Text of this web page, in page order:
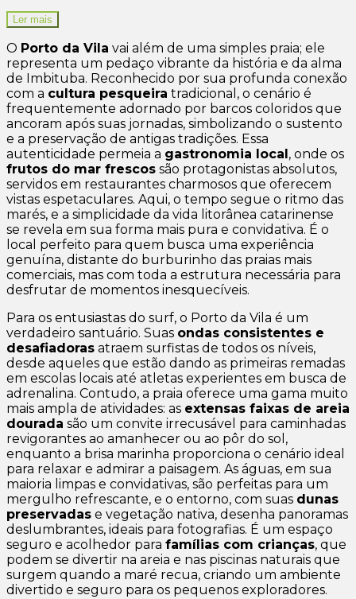
Ler mais
O Porto da Vila vai além de uma simples praia; ele
representa um pedaço vibrante da história e da alma
de Imbituba. Reconhecido por sua profunda conexão
com a cultura pesqueira tradicional, o cenário é
frequentemente adornado por barcos coloridos que
ancoram após suas jornadas, simbolizando o sustento
e a preservação de antigas tradições. Essa
autenticidade permeia a gastronomia local , onde os
frutos do mar frescos são protagonistas absolutos,
servidos em restaurantes charmosos que oferecem
vistas espetaculares. Aqui, o tempo segue o ritmo das
marés, e a simplicidade da vida litorânea catarinense
se revela em sua forma mais pura e convidativa. É o
local perfeito para quem busca uma experiência
genuína, distante do burburinho das praias mais
comerciais, mas com toda a estrutura necessária para
desfrutar de momentos inesquecíveis.
Para os entusiastas do surf, o Porto da Vila é um
verdadeiro santuário. Suas ondas consistentes e
desafiadoras atraem surfistas de todos os níveis,
desde aqueles que estão dando as primeiras remadas
em escolas locais até atletas experientes em busca de
adrenalina. Contudo, a praia oferece uma gama muito
mais ampla de atividades: as extensas faixas de areia
dourada são um convite irrecusável para caminhadas
revigorantes ao amanhecer ou ao pôr do sol,
enquanto a brisa marinha proporciona o cenário ideal
para relaxar e admirar a paisagem. As águas, em sua
maioria limpas e convidativas, são perfeitas para um
mergulho refrescante, e o entorno, com suas dunas
preservadas e vegetação nativa, desenha panoramas
deslumbrantes, ideais para fotografias. É um espaço
seguro e acolhedor para famílias com crianças, que
podem se divertir na areia e nas piscinas naturais que
surgem quando a maré recua, criando um ambiente
divertido e seguro para os pequenos exploradores.